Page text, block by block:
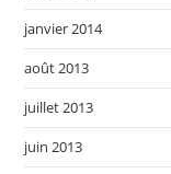
janvier 2014
août 2013
juillet 2013
juin 2013